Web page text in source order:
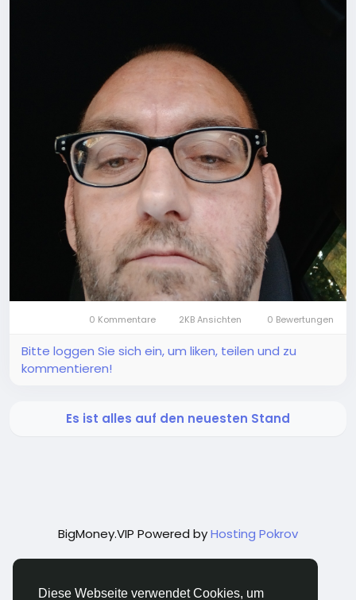
Diese Webseite verwendet Cookies, um
0 Kommentare 2KB Ansichten 0 Bewertungen
Bitte loggen Sie sich ein, um liken, teilen und zu
kommentieren!
Es ist alles auf den neuesten Stand
BigMoney.VIP Powered byHosting Pokrov